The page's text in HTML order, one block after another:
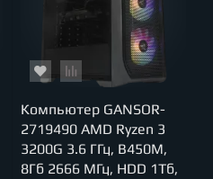
Компьютер GANSOR-
2719490 AMD Ryzen 3
3200G 3.6 ГГц, B450M,
8Гб 2666 МГц, HDD 1Тб,